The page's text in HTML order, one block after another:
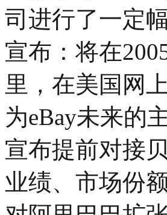
司进行了一定
宣布：将在
里，在美国网
为eBay未来的
宣布提前对接
业绩、市场份